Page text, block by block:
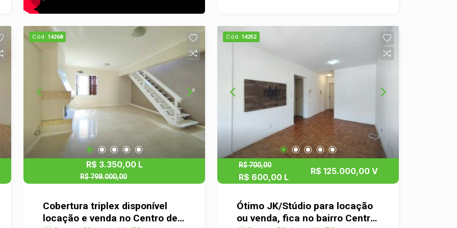
torna fácil. Sinta a harmonia entre a
privacidade do bairro residencial e a
São Leopoldo aguarda por você.
Agende uma visita e comece a viver
com estilo e comodidade!
Cód. 14268
R$ 3.350,00 L
R$ 798.000,00
Cobertura triplex disponível
locação e venda no Centro de
Cód. 14252
R$ 700,00
R$ 600,00 L
R$ 125.000,00 V
Ótimo JK/Stúdio para locação
ou venda, fica no bairro Centro